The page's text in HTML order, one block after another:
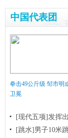
中国代表团
拳击49公斤级 邹市明
卫冕
[现代五项]发挥
[跳水]男子10米